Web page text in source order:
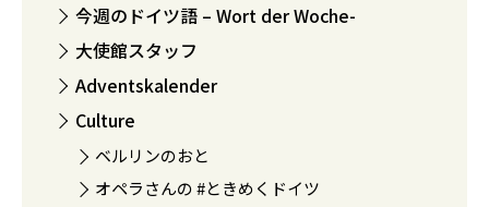
今週のドイツ語 – Wort der Woche-
大使館スタッフ
Adventskalender
Culture
ベルリンのおと
オペラさんの #ときめくドイツ